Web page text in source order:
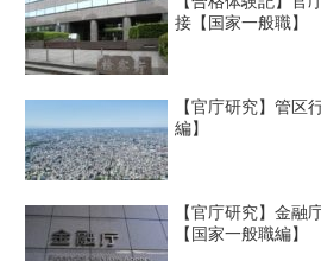
接【国家一般職】
【官庁研究】管区
編】
【官庁研究】金融
【国家一般職編】